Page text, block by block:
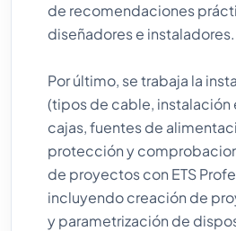
de recomendaciones
diseñadores e instaladores.
Por último, se trabaja la
(tipos de cable, instalación
cajas, fuentes de
protección y
de proyectos con ETS
incluyendo creación de
y parametrización de